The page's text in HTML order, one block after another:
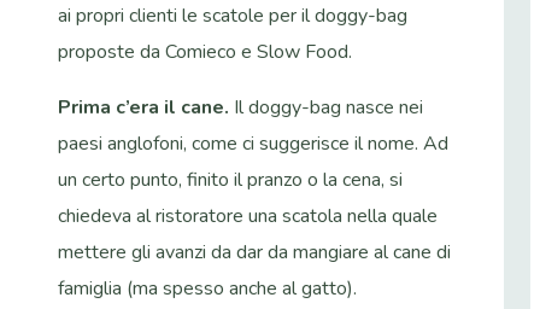
ai propri clienti le scatole per il doggy-bag
proposte da Comieco e Slow Food.
Prima c’era il cane. Il doggy-bag nasce nei
paesi anglofoni, come ci suggerisce il nome. Ad
un certo punto, finito il pranzo o la cena, si
chiedeva al ristoratore una scatola nella quale
mettere gli avanzi da dar da mangiare al cane di
famiglia (ma spesso anche al gatto).